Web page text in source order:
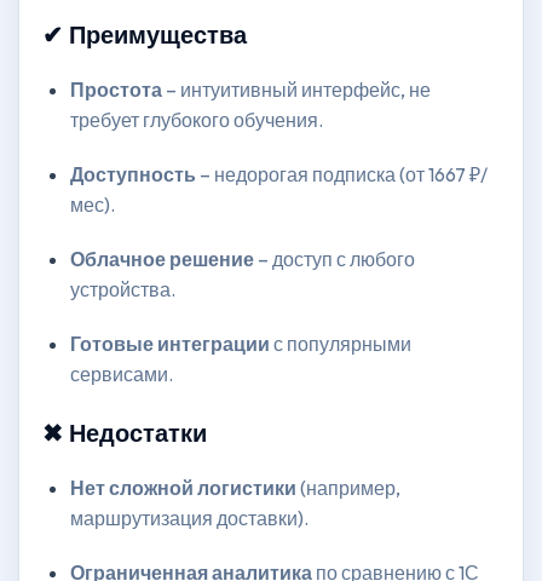
✔ Преимущества
Простота– интуитивный интерфейс, не
требует глубокого обучения.
Доступность – недорогая подписка (от 1667 ₽/
мес).
Облачное решение– доступ с любого
устройства.
Готовые интеграции с популярными
сервисами.
✖ Недостатки
Нет сложной логистики (например,
маршрутизация доставки).
Ограниченная аналитикапо сравнению с 1С